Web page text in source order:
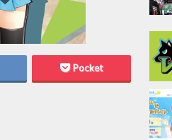
Pocket